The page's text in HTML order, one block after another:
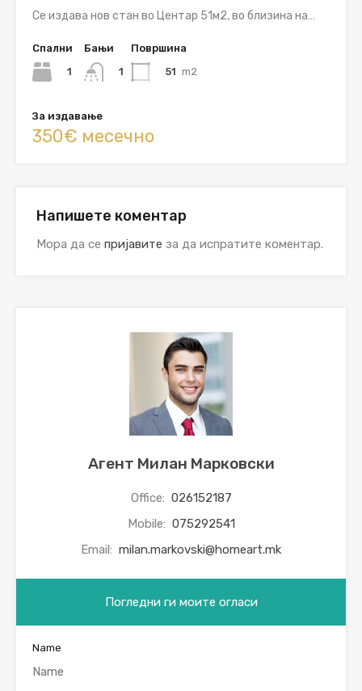
Се издава нов стан во Центар 51м2, во близина на…
Спални
1
Бањи
1
Површина
51 m2
За издавање
350€ месечно
Напишете коментар
Мора да се пријавите за да испратите коментар.
Агент Милан Марковски
Office: 026152187
Mobile: 075292541
Email: milan.markovski@homeart.mk
Погледни ги моите огласи
Name